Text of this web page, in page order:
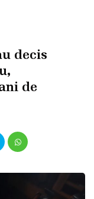
decis
de